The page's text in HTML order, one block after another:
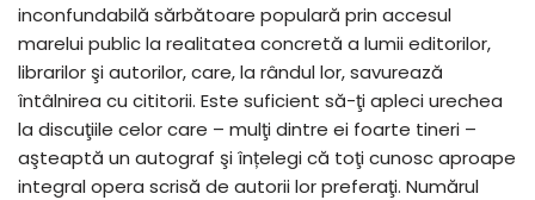
inconfundabilă sărbătoare populară prin accesul
marelui public la realitatea concretă a lumii editorilor,
librarilor şi autorilor, care, la rândul lor, savurează
întâlnirea cu cititorii. Este suficient să-ţi apleci urechea
la discuţiile celor care – mulţi dintre ei foarte tineri –
aşteaptă un autograf şi înțelegi că toţi cunosc aproape
integral opera scrisă de autorii lor preferaţi. Numărul